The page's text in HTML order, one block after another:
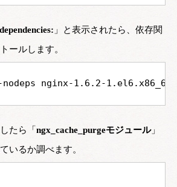
」と表示されたら、依存関
ールします。
たら「 ngx_cache_purgeモジュール」
いるか調べます。